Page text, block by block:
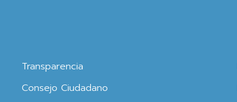
Transparencia
Consejo Ciudadano